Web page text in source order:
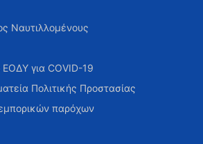
Ναυτιλλομένους
για COVID-19
Πολιτικής Προστασίας
παρόχων